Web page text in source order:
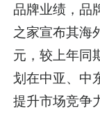
品牌业绩，品
之家宣布其海
元，较上年同
划在中亚、中
提升市场竞争